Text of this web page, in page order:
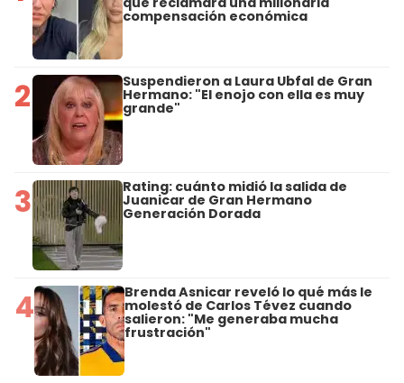
compensación económica
2 Suspendieron a Laura Ubfal de Gran
Hermano: "El enojo con ella es muy
grande"
3 Rating: cuánto midió la salida de
Juanicar de Gran Hermano
Generación Dorada
4 Brenda Asnicar reveló lo qué más le
molestó de Carlos Tévez cuando
salieron: "Me generaba mucha
frustración"